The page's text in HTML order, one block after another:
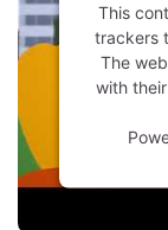
This
trackers
The
with